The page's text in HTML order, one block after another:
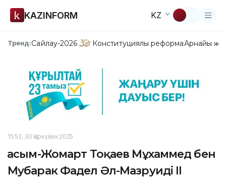
KAZINFORM KZ
Тренд:Сайлау-2026 Конституциялық реформаАрнайы
15:52, 30 Қыркүйек 2025
Қасым-Жомарт Тоқаев Мұхаммед бен
Мубарак Фадел Әл-Мазруиді ІІ